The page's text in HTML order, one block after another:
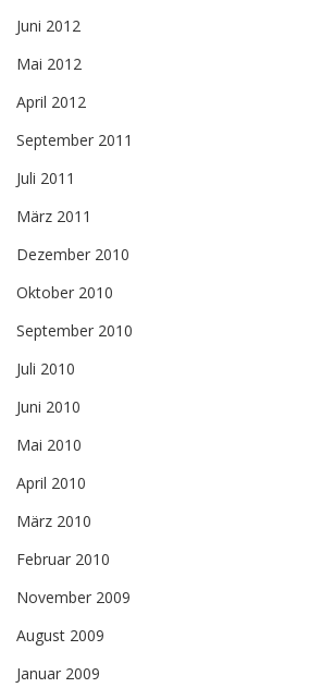
Juni 2012
Mai 2012
April 2012
September 2011
Juli 2011
März 2011
Dezember 2010
Oktober 2010
September 2010
Juli 2010
Juni 2010
Mai 2010
April 2010
März 2010
Februar 2010
November 2009
August 2009
Januar 2009